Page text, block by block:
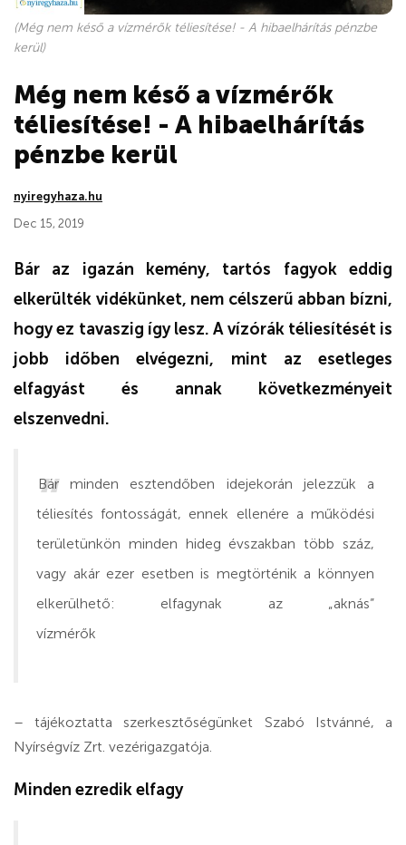
(Még nem késő a vízmérők téliesítése! - A hibaelhárítás pénzbe
kerül)
Még nem késő a vízmérők
téliesítése! - A hibaelhárítás
pénzbe kerül
nyiregyhaza.hu
Dec 15, 2019
Bár az igazán kemény, tartós fagyok eddig
elkerülték vidékünket, nem célszerű abban bízni,
hogy ez tavaszig így lesz. A vízórák téliesítését is
jobb időben elvégezni, mint az esetleges
elfagyást és annak következményeit
elszenvedni.
Bár minden esztendőben idejekorán jelezzük a
téliesítés fontosságát, ennek ellenére a működési
területünkön minden hideg évszakban több száz,
vagy akár ezer esetben is megtörténik a könnyen
elkerülhető: elfagynak az „aknás”
vízmérők
– tájékoztatta szerkesztőségünket Szabó Istvánné, a
Nyírségvíz Zrt. vezérigazgatója.
Minden ezredik elfagy